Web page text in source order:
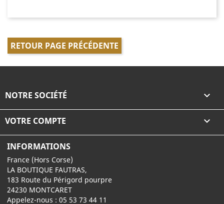
RETOUR PAGE PRÉCÉDENTE
NOTRE SOCIÉTÉ 
VOTRE COMPTE 
INFORMATIONS
France (Hors Corse)
LA BOUTIQUE FAUTRAS,
183 Route du Périgord pourpre
24230 MONTCARET
Appelez-nous :05 53 73 44 11